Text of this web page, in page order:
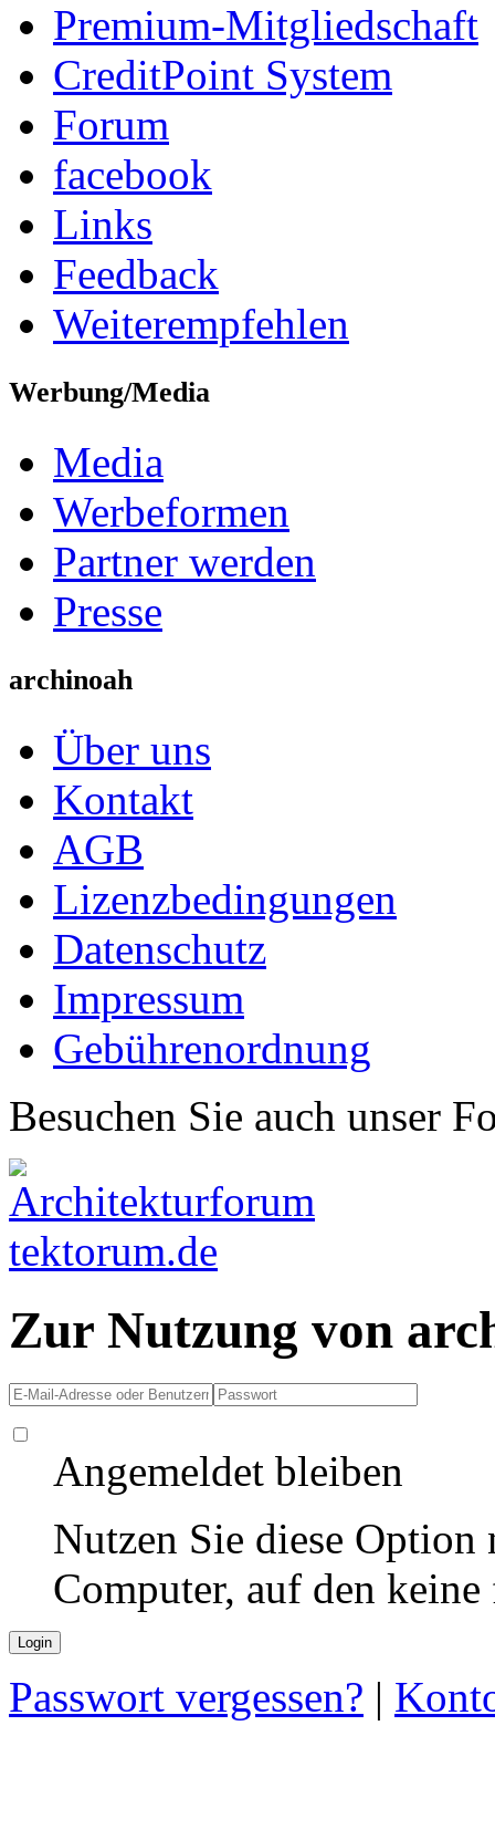
Premium-Mitgliedschaft
CreditPoint System
Forum
facebook
Links
Feedback
Weiterempfehlen
Werbung/Media
Media
Werbeformen
Partner werden
Presse
archinoah
Über uns
Kontakt
AGB
Lizenzbedingungen
Datenschutz
Impressum
Gebührenordnung
Besuchen Sie auch unser
Zur Nutzung von
Angemeldet bleiben
Nutzen Sie diese
Computer, auf den
Passwort vergessen? |